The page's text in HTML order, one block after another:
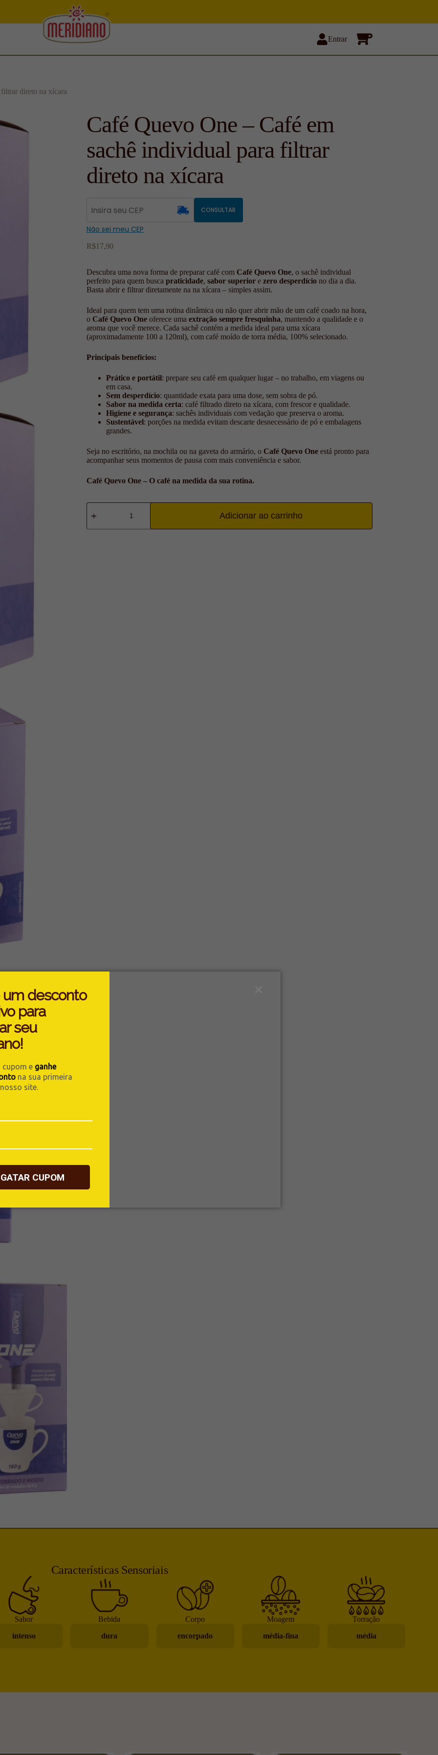
um desconto
para
seu
cupom e ganhe
na sua primeira
site.
CUPOM
Entrar
direto na xícara
Café Quevo One – Café em
sachê individual para filtrar
direto na xícara
CONSULTAR
Não sei meu CEP
R$17,90
Descubra uma nova forma de preparar café com Café Quevo One, o sachê individual
perfeito para quem busca praticidade, sabor superior e zero desperdíciono dia a dia.
Basta abrir e filtrar diretamente na na xícara – simples assim.
Ideal para quem tem uma rotina dinâmica ou não quer abrir mão de um café coado na hora,
o Café Quevo Oneoferece uma extração sempre fresquinha, mantendo a qualidade e o
aroma que você merece. Cada sachê contém a medida ideal para uma xícara
(aproximadamente 100 a 120ml), com café moído de torra média, 100% selecionado.
Principais benefícios:
Prático e portátil: prepare seu café em qualquer lugar – no trabalho, em viagens ou
em casa.
Sem desperdício: quantidade exata para uma dose, sem sobra de pó.
Sabor na medida certa: café filtrado direto na xícara, com frescor e qualidade.
Higiene e segurança: sachês individuais com vedação que preserva o aroma.
Sustentável: porções na medida evitam descarte desnecessário de pó e embalagens
grandes.
Seja no escritório, na mochila ou na gaveta do armário, o Café Quevo Oneestá pronto para
acompanhar seus momentos de pausa com mais conveniência e sabor.
Café Quevo One – O café na medida da sua rotina.
Adicionar ao carrinho
Características Sensoriais
Sabor
intenso
Bebida
dura
Corpo
encorpado
Moagem
média-fina
Torração
média